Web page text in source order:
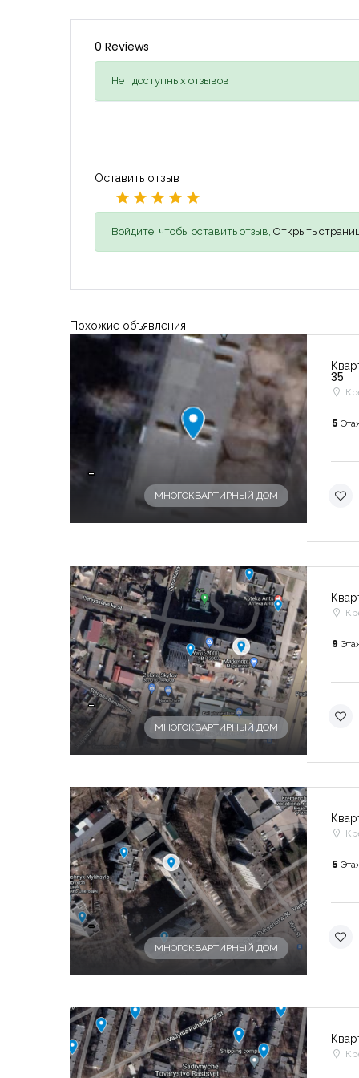
0 Reviews
Нет доступных отзывов
Оставить отзыв
Войдите, чтобы оставить отзыв, Открыть
Похожие объявления
-
МНОГОКВАРТИРНЫЙ ДОМ
35
5
-
МНОГОКВАРТИРНЫЙ ДОМ
9
-
МНОГОКВАРТИРНЫЙ ДОМ
5